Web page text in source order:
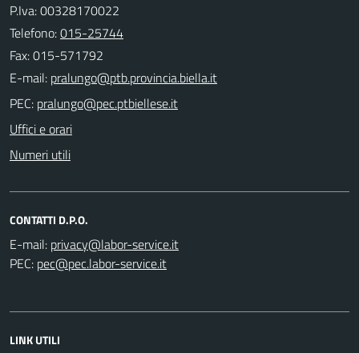
P.Iva: 00328170022
Telefono:015-25744
Fax: 015-571792
E-mail:
PEC:
Uffici e orari
Numeri utili
CONTATTI D.P.O.
E-mail:
PEC:
LINK UTILI